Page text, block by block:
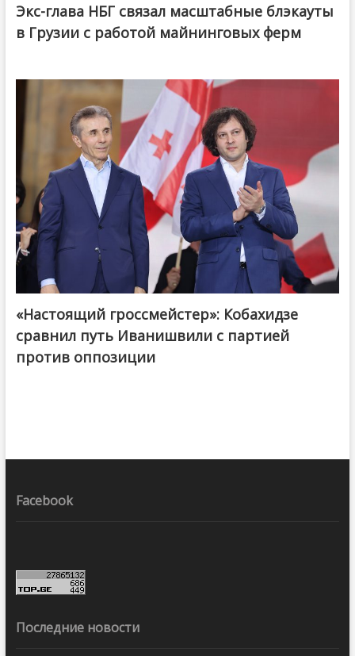
Экс-глава НБГ связал масштабные блэкауты
в Грузии с работой майнинговых ферм
@ქართული ოცნება / Georgian Dream
«Настоящий гроссмейстер»: Кобахидзе
сравнил путь Иванишвили с партией
против оппозиции
Facebook
Последние новости